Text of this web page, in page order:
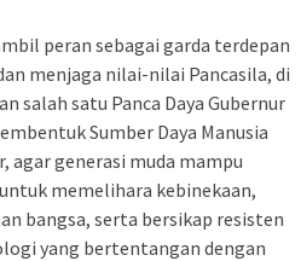
peran sebagai garda terdepan
menjaga nilai-nilai Pancasila, di
salah satu Panca Daya Gubernur
Sumber Daya Manusia
agar generasi muda mampu
memelihara kebinekaan,
bangsa, serta bersikap resisten
yang bertentangan dengan